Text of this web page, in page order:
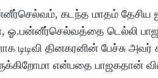
கடந்த மாதம்
ஓ.பன்னீர்செல்வத்தை டெல்லி
தினகரனின் பேச்சு அவர்
என்பதை பாஜகதான்